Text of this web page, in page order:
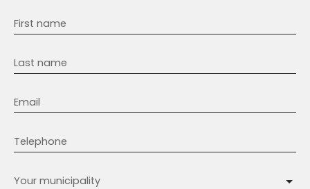
First name
Last name
Email
Telephone
Your municipality